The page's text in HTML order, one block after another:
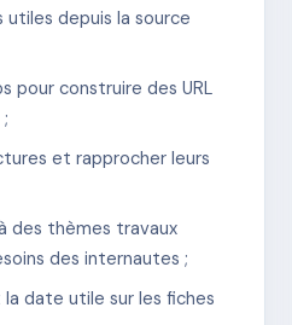
utiles depuis la source
pour construire des URL
et rapprocher leurs
des thèmes travaux
des internautes ;
date utile sur les fiches